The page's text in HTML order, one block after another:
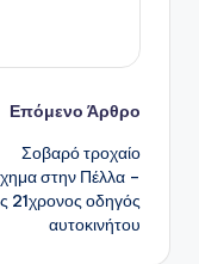
Επόμενο Άρθρο
Σοβαρό τροχαίο
στην Πέλλα –
21χρονος οδηγός
αυτοκινήτου